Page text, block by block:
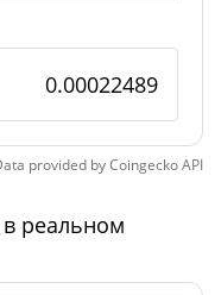
999 880 742,849 HOLY
999 962 177 HOLY
$224 855
provided byCoingeckoAPI
реальном